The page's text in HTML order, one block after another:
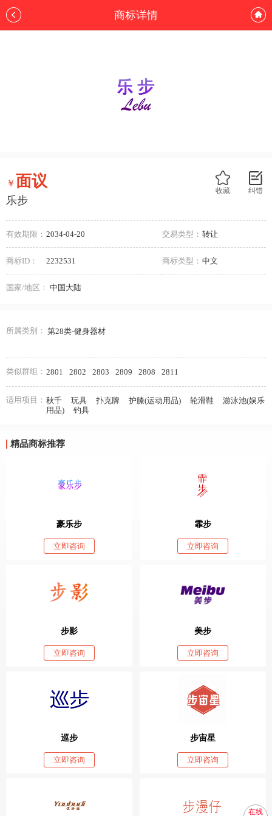
商标详情
纠错
收藏
￥面议
乐步
有效期限： 2034-04-20 交易类型： 转让
商标ID： 2232531 商标类型： 中文
国家/地区： 中国大陆
所属类别： 第28类-健身器材
类似群组： 2801 2802 2803 2809 2808 2811
适用项目： 秋千 玩具 扑克牌 护膝(运动用品) 轮滑鞋
游泳池(娱乐
用品)
钓具
精品商标推荐
豪乐步
立即咨询
霏步
立即咨询
步影
立即咨询
美步
立即咨询
巡步
立即咨询
步宙星
立即咨询
在线